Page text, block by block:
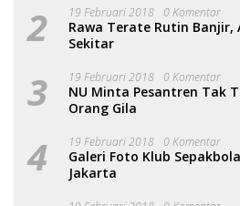
2 19 Februari 2018 0 Komentar
Rawa Terate Rutin Banjir,
Sekitar
3 19 Februari 2018 0 Komentar
NU Minta Pesantren Tak
Orang Gila
4 19 Februari 2018 0 Komentar
Galeri Foto Klub
Jakarta